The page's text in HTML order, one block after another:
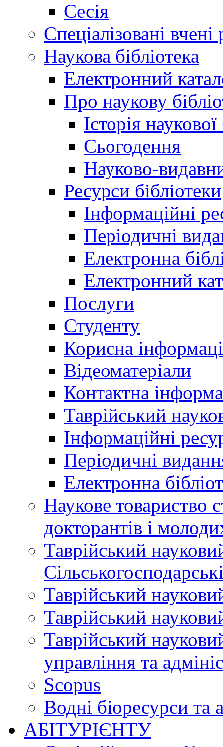
Сесія
Спеціалізовані вчені
Наукова бібліотека
Електронний
Про наукову
Історія
Сьогодення
Науково-
Ресурси бібліотеки
Інформаційні
Періодичні
Електронна
Електронний
Послуги
Студенту
Корисна
Відеоматеріали
Контактна
Таврійський
Інформаційні
Періодичні
Електронна
Наукове товариство
докторантів і
Таврійський
Таврійський
Таврійський
Таврійський
управління та
Scopus
Водні біоресурси та
АБІТУРІЄНТУ